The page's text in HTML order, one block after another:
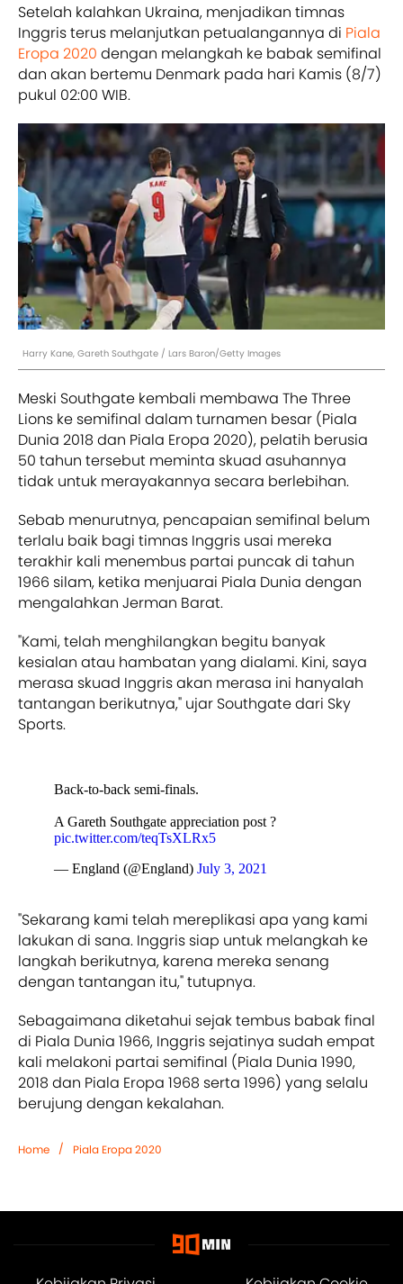
Setelah kalahkan Ukraina, menjadikan timnas
Inggris terus melanjutkan petualangannya di Piala
Eropa 2020 dengan melangkah ke babak semifinal
dan akan bertemu Denmark pada hari Kamis (8/7)
pukul 02:00 WIB.
Harry Kane, Gareth Southgate / Lars Baron/Getty Images
Meski Southgate kembali membawa The Three
Lions ke semifinal dalam turnamen besar (Piala
Dunia 2018 dan Piala Eropa 2020), pelatih berusia
50 tahun tersebut meminta skuad asuhannya
tidak untuk merayakannya secara berlebihan.
Sebab menurutnya, pencapaian semifinal belum
terlalu baik bagi timnas Inggris usai mereka
terakhir kali menembus partai puncak di tahun
1966 silam, ketika menjuarai Piala Dunia dengan
mengalahkan Jerman Barat.
"Kami, telah menghilangkan begitu banyak
kesialan atau hambatan yang dialami. Kini, saya
merasa skuad Inggris akan merasa ini hanyalah
tantangan berikutnya," ujar Southgate dari Sky
Sports.
Back-to-back semi-finals.
A Gareth Southgate appreciation post ?
pic.twitter.com/teqTsXLRx5
— England (@England) July 3, 2021
"Sekarang kami telah mereplikasi apa yang kami
lakukan di sana. Inggris siap untuk melangkah ke
langkah berikutnya, karena mereka senang
dengan tantangan itu," tutupnya.
Sebagaimana diketahui sejak tembus babak final
di Piala Dunia 1966, Inggris sejatinya sudah empat
kali melakoni partai semifinal (Piala Dunia 1990,
2018 dan Piala Eropa 1968 serta 1996) yang selalu
berujung dengan kekalahan.
Home / Piala Eropa 2020